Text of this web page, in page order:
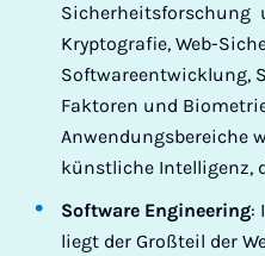
Sicherheitsforschung
Kryptografie, Web-
Softwareentwicklung,
Faktoren und
Anwendungsbereiche
künstliche Intelligenz,
Software Engineering:
liegt der Großteil der